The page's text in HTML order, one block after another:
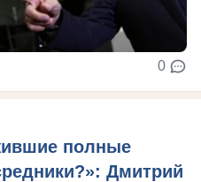
0
полные
Дмитрий